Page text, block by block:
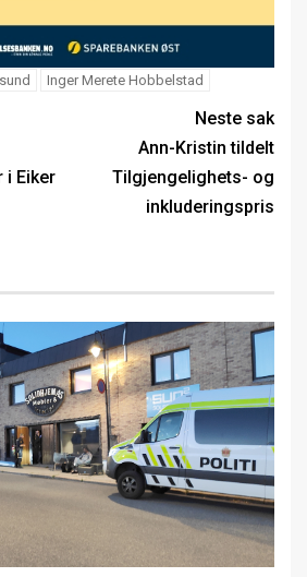
Inger Merete Hobbelstad
i Eiker
Neste sak
Ann-Kristin tildelt
Tilgjengelighets- og
inkluderingspris